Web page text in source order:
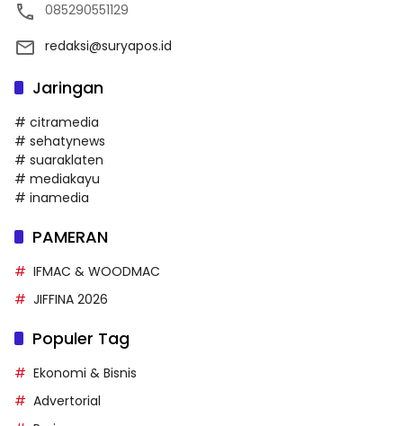
085290551129
redaksi@suryapos.id
Jaringan
# citramedia
# sehatynews
# suaraklaten
# mediakayu
# inamedia
PAMERAN
IFMAC & WOODMAC
JIFFINA 2026
Populer Tag
Ekonomi & Bisnis
Advertorial